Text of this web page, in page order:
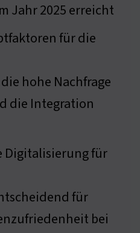
Jahr 2025 erreicht
für die
hohe Nachfrage
die Integration
Digitalisierung für
für
bei